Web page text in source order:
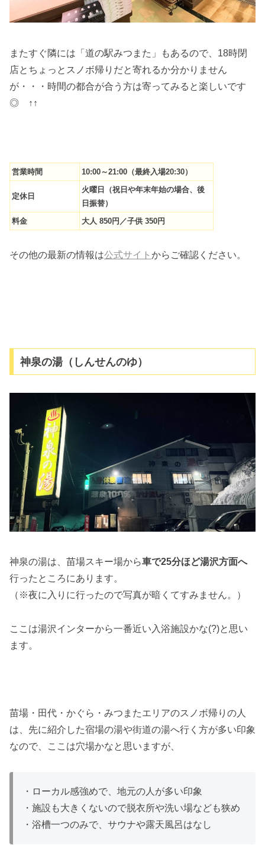
またすぐ隣には「道の駅みつまた」もあるので、18時閉
店とちょっとスノボ帰りだと寄れるか分かりません
が・・・時間の都合が合う方は寄ってみると楽しいです
◎ ↑↑
営業時間 10:00～21:00（最終入場20:30）
定休日
火曜日（祝日や年末年始の場合、後
日振替）
料金
大人 850円／子供 350円
その他の最新の情報は公式サイト からご確認ください。
神泉の湯（しんせんのゆ）
神泉の湯は、苗場スキー場から車で25分ほど湯沢方面へ
行ったところにあります。
（※夜に入りに行ったので写真が暗くてすみません。）
ここは湯沢インターから一番近い入浴施設かな(?)と思い
ます。
苗場・田代・かぐら・みつまたエリアのスノボ帰りの人
は、先に紹介した宿場の湯や街道の湯へ行く方が多い印象
なので、ここは穴場かなと思いますが、
・ローカル感強めで、地元の人が多い印象
・施設も大きくないので脱衣所や洗い場なども狭め
・浴槽一つのみで、サウナや露天風呂はなし